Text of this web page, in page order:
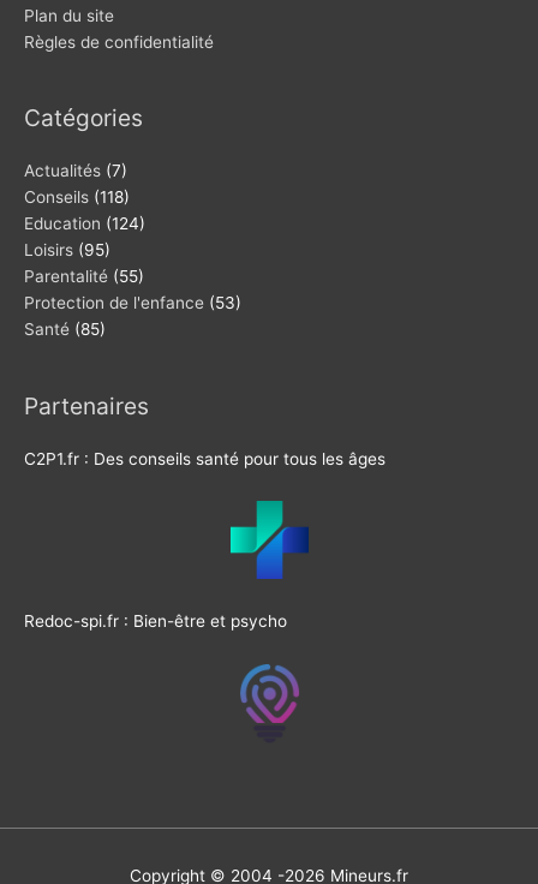
Plan du site
Règles de confidentialité
Catégories
Actualités (7)
Conseils (118)
Education (124)
Loisirs (95)
Parentalité (55)
Protection de l'enfance (53)
Santé (85)
Partenaires
C2P1.fr : Des conseils santé pour tous les âges
Redoc-spi.fr : Bien-être et psycho
Copyright © 2004 -2026 Mineurs.fr